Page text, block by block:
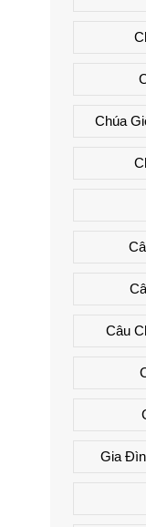
Chúa
Câu
Gia